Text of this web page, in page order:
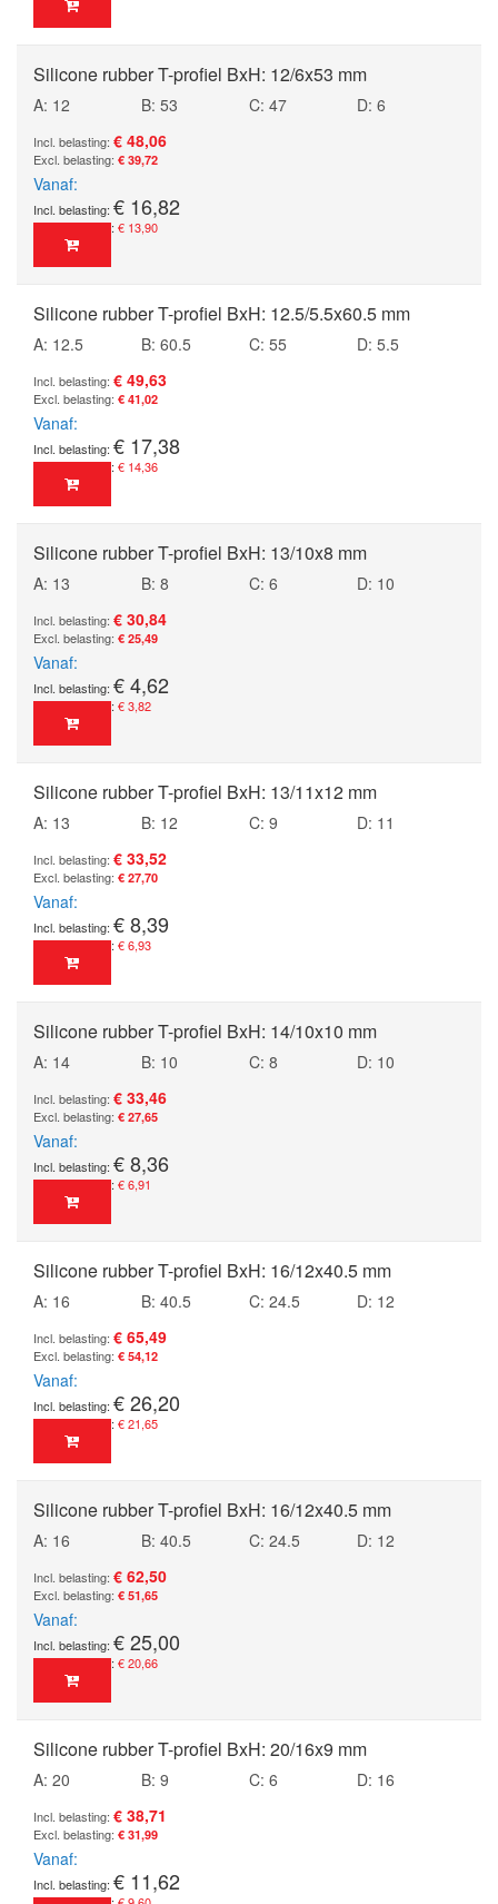
Silicone rubber T-profiel BxH: 12/6x53 mm
A: 12 B: 53 C: 47
D: 6
€ 48,06
€ 39,72
Vanaf
€ 16,82
€ 13,90
Silicone rubber T-profiel BxH: 12.5/5.5x60.5 mm
A: 12.5 B: 60.5 C: 55
D: 5.5
€ 49,63
€ 41,02
Vanaf
€ 17,38
€ 14,36
Silicone rubber T-profiel BxH: 13/10x8 mm
A: 13 B: 8 C: 6
D: 10
€ 30,84
€ 25,49
Vanaf
€ 4,62
€ 3,82
Silicone rubber T-profiel BxH: 13/11x12 mm
A: 13 B: 12 C: 9
D: 11
€ 33,52
€ 27,70
Vanaf
€ 8,39
€ 6,93
Silicone rubber T-profiel BxH: 14/10x10 mm
A: 14 B: 10 C: 8
D: 10
€ 33,46
€ 27,65
Vanaf
€ 8,36
€ 6,91
Silicone rubber T-profiel BxH: 16/12x40.5 mm
A: 16 B: 40.5 C: 24.5
D: 12
€ 65,49
€ 54,12
Vanaf
€ 26,20
€ 21,65
Silicone rubber T-profiel BxH: 16/12x40.5 mm
A: 16 B: 40.5 C: 24.5
D: 12
€ 62,50
€ 51,65
Vanaf
€ 25,00
€ 20,66
Silicone rubber T-profiel BxH: 20/16x9 mm
A: 20 B: 9 C: 6
D: 16
€ 38,71
€ 31,99
Vanaf
€ 11,62